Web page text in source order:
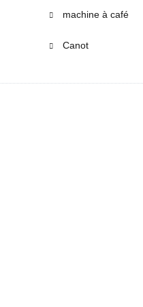
machine à café
Canot